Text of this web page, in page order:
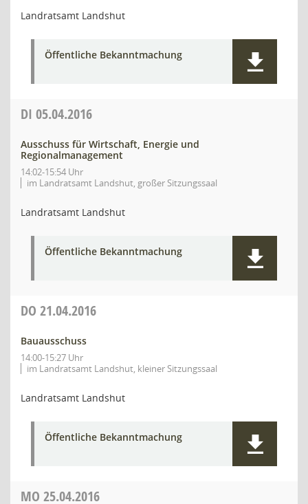
Landratsamt Landshut
Öffentliche Bekanntmachung
DI 05.04.2016
Ausschuss für Wirtschaft, Energie und
Regionalmanagement
14:02-15:54 Uhr
im Landratsamt Landshut, großer Sitzungssaal
Landratsamt Landshut
Öffentliche Bekanntmachung
DO 21.04.2016
Bauausschuss
14:00-15:27 Uhr
im Landratsamt Landshut, kleiner Sitzungssaal
Landratsamt Landshut
Öffentliche Bekanntmachung
MO 25.04.2016